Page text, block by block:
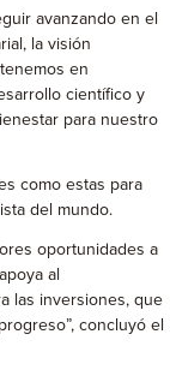
avanzando en el
la visión
en
científico y
para nuestro
como estas para
del mundo.
oportunidades a
al
las inversiones, que
concluyó el